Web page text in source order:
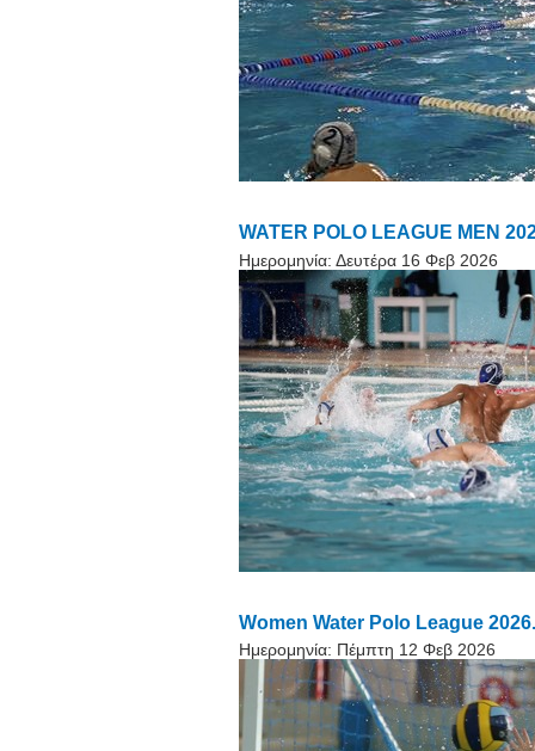
WATER POLO LEAGUE MEN
Ημερομηνία: Δευτέρα 16 Φεβ 2026
Women Water Polo League
Ημερομηνία: Πέμπτη 12 Φεβ 2026